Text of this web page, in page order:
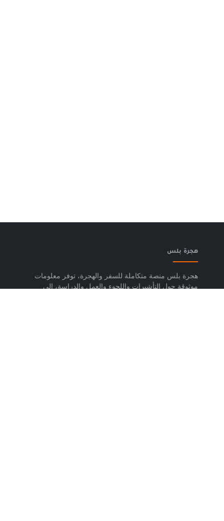
هجرة بلس
هجرة بلس منصة متكاملة للسفر والهجرة، توفر معلومات
موثوقة حول التأشيرات واللجوء والعمل والدراسة، إلى